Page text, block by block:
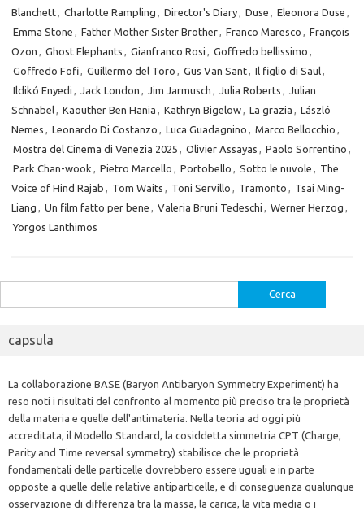
Blanchett, Charlotte Rampling , Director's Diary, Duse , Eleonora Duse ,
Emma Stone , Father Mother Sister Brother, Franco Maresco , François
Ozon , Ghost Elephants , Gianfranco Rosi , Goffredo bellissimo ,
Goffredo Fofi, Guillermo del Toro , Gus Van Sant, Il figlio di Saul,
Ildikó Enyedi , Jack London , Jim Jarmusch , Julia Roberts , Julian
Schnabel, Kaouther Ben Hania , Kathryn Bigelow, La grazia , László
Nemes , Leonardo Di Costanzo , Luca Guadagnino , Marco Bellocchio ,
Mostra del Cinema di Venezia 2025 , Olivier Assayas , Paolo Sorrentino ,
Park Chan-wook , Pietro Marcello , Portobello , Sotto le nuvole , The
Voice of Hind Rajab , Tom Waits , Toni Servillo , Tramonto , Tsai Ming-
Liang , Un film fatto per bene , Valeria Bruni Tedeschi , Werner Herzog ,
Yorgos Lanthimos
per:
capsula
La collaborazione BASE (Baryon Antibaryon Symmetry Experiment) ha
reso noti i risultati del confronto al momento più preciso tra le proprietà
della materia e quelle dell'antimateria. Nella teoria ad oggi più
accreditata, il Modello Standard, la cosiddetta simmetria CPT (Charge,
Parity and Time reversal symmetry) stabilisce che le proprietà
fondamentali delle particelle dovrebbero essere uguali e in parte
opposte a quelle delle relative antiparticelle, e di conseguenza qualunque
osservazione di differenza tra la massa, la carica, la vita media o i